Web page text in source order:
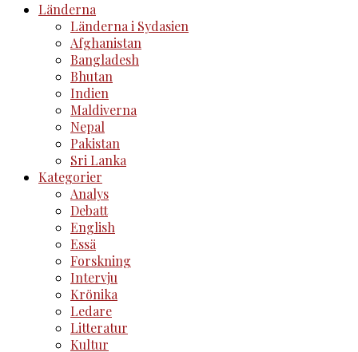
Länderna
Länderna i Sydasien
Afghanistan
Bangladesh
Bhutan
Indien
Maldiverna
Nepal
Pakistan
Sri Lanka
Kategorier
Analys
Debatt
English
Essä
Forskning
Intervju
Krönika
Ledare
Litteratur
Kultur